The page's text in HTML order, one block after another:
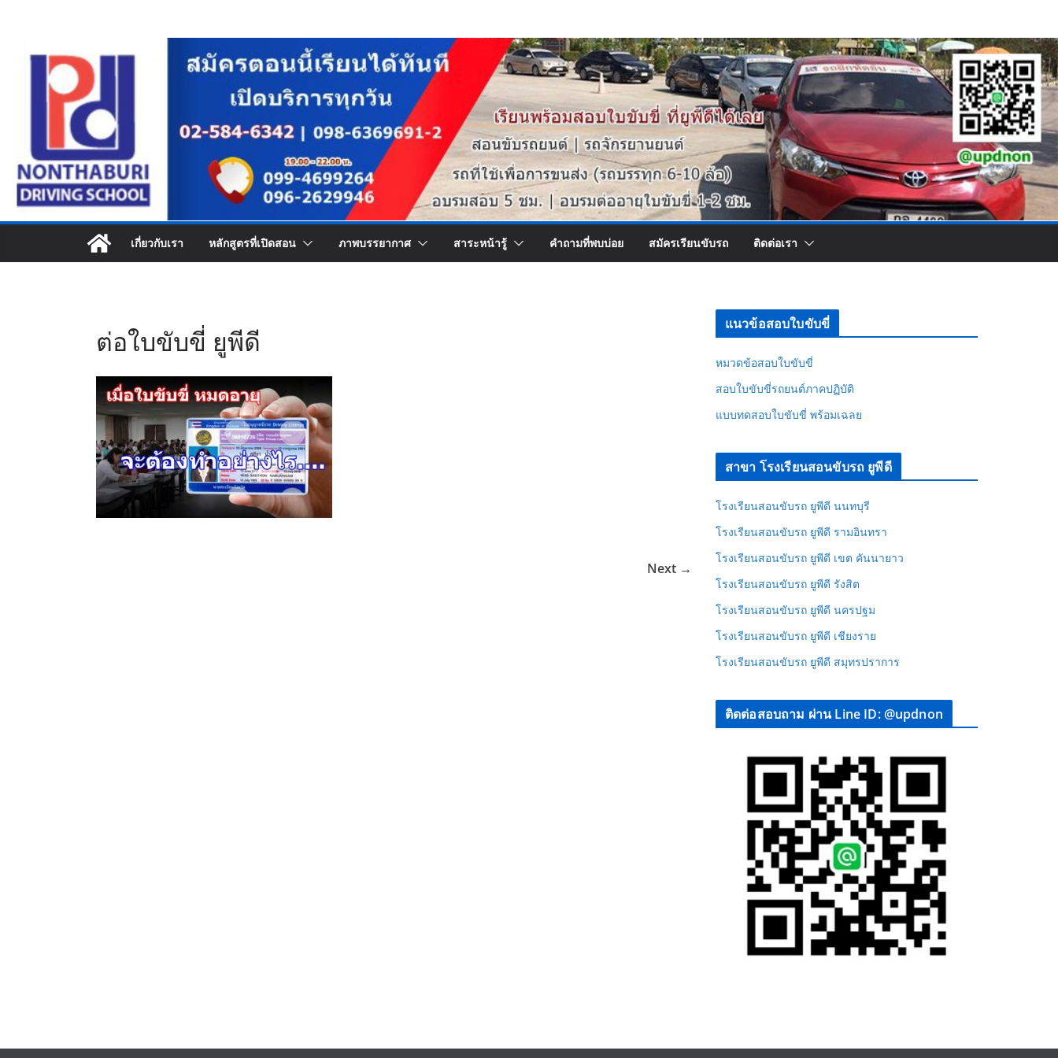
content
เกี่ยวกับเรา หลักสูตรที่เปิดสอน ภาพบรรยากาศ สาระหน้ารู้ คำถามที่พบบ่อย สมัครเรียนขับรถ ติดต่อเรา
ต่อใบขับขี่ ยูพีดี
Next →
แนวข้อสอบใบขับขี่
หมวดข้อสอบใบขับขี่
สอบใบขับขี่รถยนต์ภาคปฏิบัติ
แบบทดสอบใบขับขี่ พร้อมเฉลย
สาขา โรงเรียนสอนขับรถ ยูพีดี
โรงเรียนสอนขับรถ ยูพีดี นนทบุรี
โรงเรียนสอนขับรถ ยูพีดี รามอินทรา
โรงเรียนสอนขับรถ ยูพีดี เขต คันนายาว
โรงเรียนสอนขับรถ ยูพีดี รังสิต
โรงเรียนสอนขับรถ ยูพีดี นครปฐม
โรงเรียนสอนขับรถ ยูพีดี เชียงราย
โรงเรียนสอนขับรถ ยูพีดี สมุทรปราการ
ติดต่อสอบถาม ผ่าน Line ID: @updnon